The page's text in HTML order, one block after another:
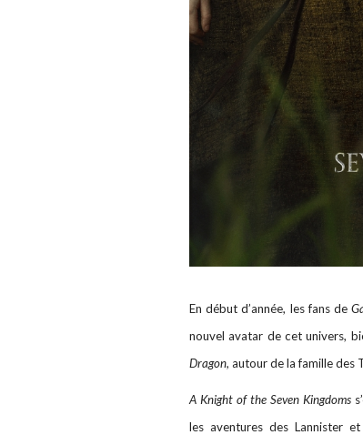
En début d’année, les fans de
nouvel avatar de cet univers,
Dragon, autour de la famille des
A Knight of the Seven Kingdoms
les aventures des Lannister